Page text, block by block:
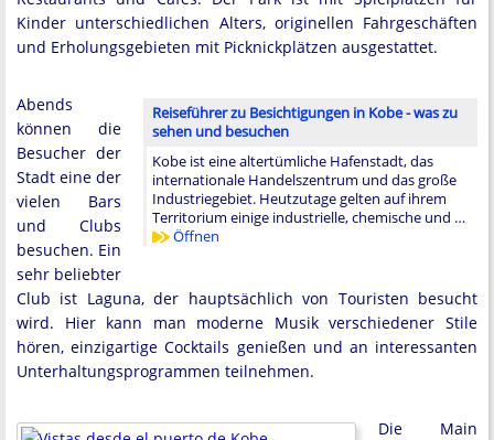
Kinder unterschiedlichen Alters, originellen Fahrgeschäften
und Erholungsgebieten mit Picknickplätzen ausgestattet.
Reiseführer zu Besichtigungen in Kobe - was zu
sehen und besuchen
Kobe ist eine altertümliche Hafenstadt, das
internationale Handelszentrum und das große
Industriegebiet. Heutzutage gelten auf ihrem
Territorium einige industrielle, chemische und …
Öffnen
Abends
können die
Besucher der
Stadt eine der
vielen Bars
und Clubs
besuchen. Ein
sehr beliebter
Club ist Laguna, der hauptsächlich von Touristen besucht
wird. Hier kann man moderne Musik verschiedener Stile
hören, einzigartige Cocktails genießen und an interessanten
Unterhaltungsprogrammen teilnehmen.
Die Main